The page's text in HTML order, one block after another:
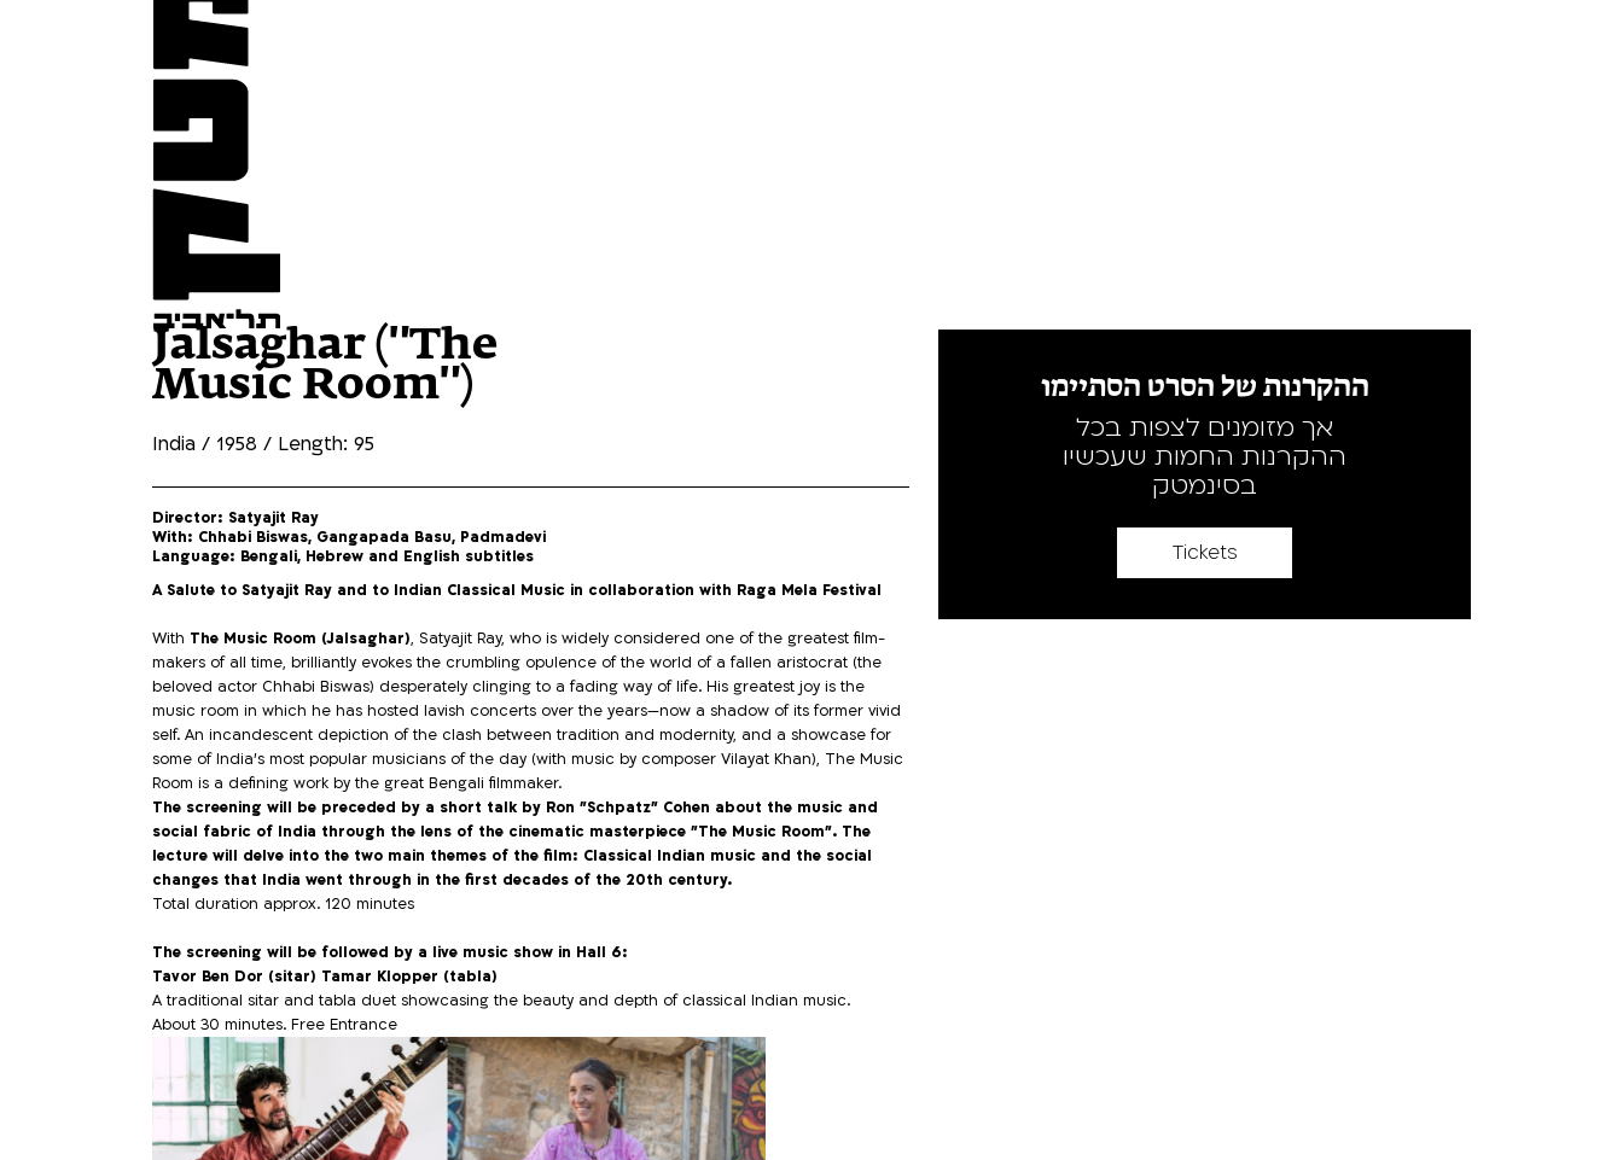
Jalsaghar ("The
Music Room")
India / 1958 / Length: 95
Director: Satyajit Ray
With: Chhabi Biswas, Gangapada Basu, Padmadevi
Language: Bengali, Hebrew and English subtitles
A Salute to Satyajit Ray and to Indian Classical Music in collaboration with Raga Mela Festival
With The Music Room (Jalsaghar), Satyajit Ray, who is widely considered one of the greatest film-
makers of all time, brilliantly evokes the crumbling opulence of the world of a fallen aristocrat (the
beloved actor Chhabi Biswas) desperately clinging to a fading way of life. His greatest joy is the
music room in which he has hosted lavish concerts over the years—now a shadow of its former vivid
self. An incandescent depiction of the clash between tradition and modernity, and a showcase for
some of India’s most popular musicians of the day (with music by composer Vilayat Khan), The Music
Room is a defining work by the great Bengali filmmaker.
The screening will be preceded by a short talk by Ron "Schpatz" Cohen about the music and
social fabric of India through the lens of the cinematic masterpiece "The Music Room". The
lecture will delve into the two main themes of the film: Classical Indian music and the social
changes that India went through in the first decades of the 20th century.
Total duration approx. 120 minutes
The screening will be followed by a live music show in Hall 6:
Tavor Ben Dor (sitar) Tamar Klopper (tabla)
A traditional sitar and tabla duet showcasing the beauty and depth of classical Indian music.
About 30 minutes. Free Entrance
ההקרנות של הסרט הסתיימו
אך מזומנים לצפות בכל
ההקרנות החמות שעכשיו
בסינמטק
Tickets